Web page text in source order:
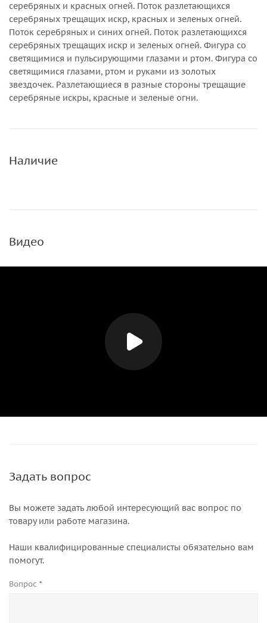
серебряных и красных огней. Поток разлетающихся
серебряных трещащих искр, красных и зеленых огней.
Поток серебряных и синих огней. Поток разлетающихся
серебряных трещащих искр и зеленых огней. Фигура со
светящимися и пульсирующими глазами и ртом. Фигура со
светящимися глазами, ртом и руками из золотых
звездочек. Разлетающиеся в разные стороны трещащие
серебряные искры, красные и зеленые огни.
Наличие
Видео
Задать вопрос
Вы можете задать любой интересующий вас вопрос по
товару или работе магазина.
Наши квалифицированные специалисты обязательно вам
помогут.
Вопрос *